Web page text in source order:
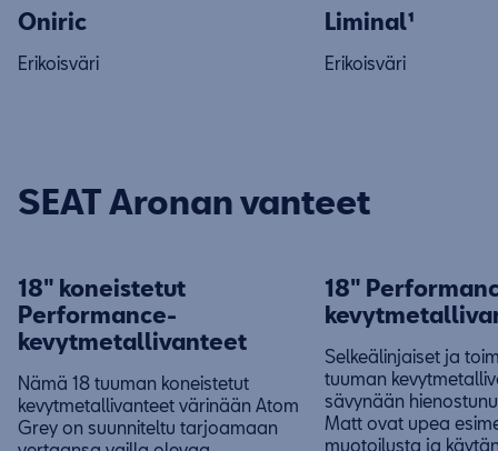
Oniric
Erikoisväri
Liminal¹
Erikoisväri
SEAT Aronan vanteet
18" koneistetut
Performance-
kevytmetallivanteet
Nämä 18 tuuman koneistetut
kevytmetallivanteet värinään Atom
Grey on suunniteltu tarjoamaan
18"
Selkeälinjaiset ja
tuuman
sävynään
Matt ovat upea
muotoilusta ja